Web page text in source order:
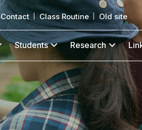
Contact Class Routine Old site
Students Research